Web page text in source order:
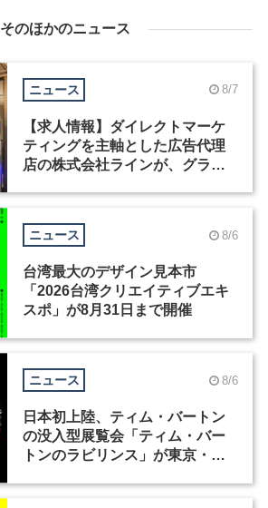
そのほかのニュース
ニュース 8/7
【求人情報】ダイレクトマーケ
ティングを主軸とした広告代理
店の株式会社ラインが、グラフ
ニュース 8/6
台湾最大のデザイン見本市
「2026台湾クリエイティブエキ
スポ」が8月31日まで開催
ニュース 8/6
日本初上陸、ティム・バートン
の没入型展覧会「ティム・バー
トンのラビリンス」が東京・豊